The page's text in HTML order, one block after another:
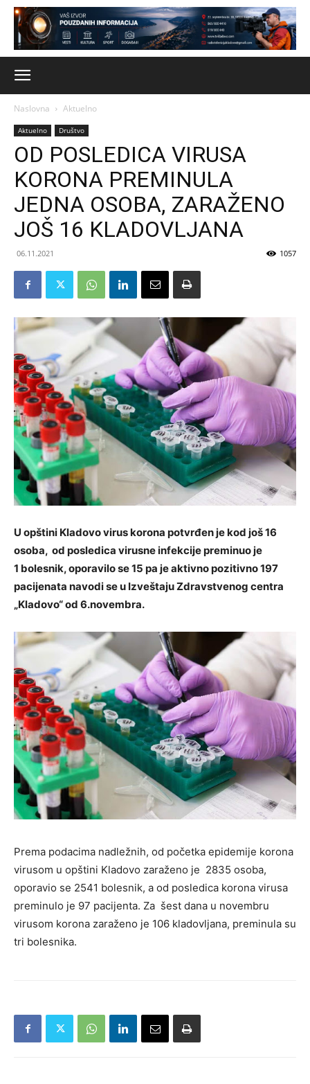
Naslovna Aktuelno
Aktuelno Društvo
OD POSLEDICA VIRUSA
KORONA PREMINULA
JEDNA OSOBA, ZARAŽENO
JOŠ 16 KLADOVLJANA
06.11.2021 1057
U opštini Kladovo virus korona potvrđen je kod još 16
osoba, od posledica virusne infekcije preminuo je
1 bolesnik, oporavilo se 15 pa je aktivno pozitivno 197
pacijenata navodi se u Izveštaju Zdravstvenog centra
„Kladovo“ od 6.novembra.
Prema podacima nadležnih, od početka epidemije korona
virusom u opštini Kladovo zaraženo je 2835 osoba,
oporavio se 2541 bolesnik, a od posledica korona virusa
preminulo je 97 pacijenta. Za šest dana u novembru
virusom korona zaraženo je 106 kladovljana, preminula su
tri bolesnika.